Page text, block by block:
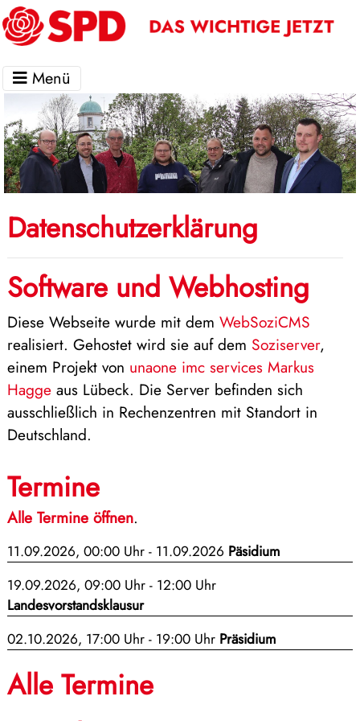
Menü
.
Datenschutzerklärung
Software und Webhosting
Diese Webseite wurde mit dem WebSoziCMS
realisiert. Gehostet wird sie auf dem Soziserver,
einem Projekt von unaone imc services Markus
Hagge aus Lübeck. Die Server befinden sich
ausschließlich in Rechenzentren mit Standort in
Deutschland.
Termine
Alle Termine öffnen.
11.09.2026, 00:00 Uhr - 11.09.2026 Päsidium
19.09.2026, 09:00 Uhr - 12:00 Uhr
Landesvorstandsklausur
02.10.2026, 17:00 Uhr - 19:00 Uhr Präsidium
Alle Termine